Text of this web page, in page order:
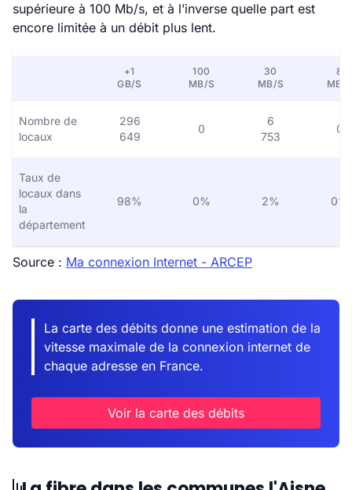
supérieure à 100 Mb/s, et à l’inverse quelle part est
encore limitée à un débit plus lent.
+1
GB/S
100
MB/S
30
MB/S
8
MB/
Nombre de
locaux
296
649
0
6
753
0
Taux de
locaux dans
la
département
98% 0% 2% 0%
Source : Ma connexion Internet - ARCEP
La carte des débits donne une estimation de la
vitesse maximale de la connexion internet de
chaque adresse en France.
Voir la carte des débits